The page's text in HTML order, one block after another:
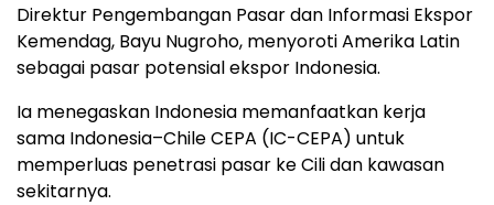
Direktur Pengembangan Pasar dan Informasi Ekspor
Kemendag, Bayu Nugroho, menyoroti Amerika Latin
sebagai pasar potensial ekspor Indonesia.
Ia menegaskan Indonesia memanfaatkan kerja
sama Indonesia–Chile CEPA (IC-CEPA) untuk
memperluas penetrasi pasar ke Cili dan kawasan
sekitarnya.